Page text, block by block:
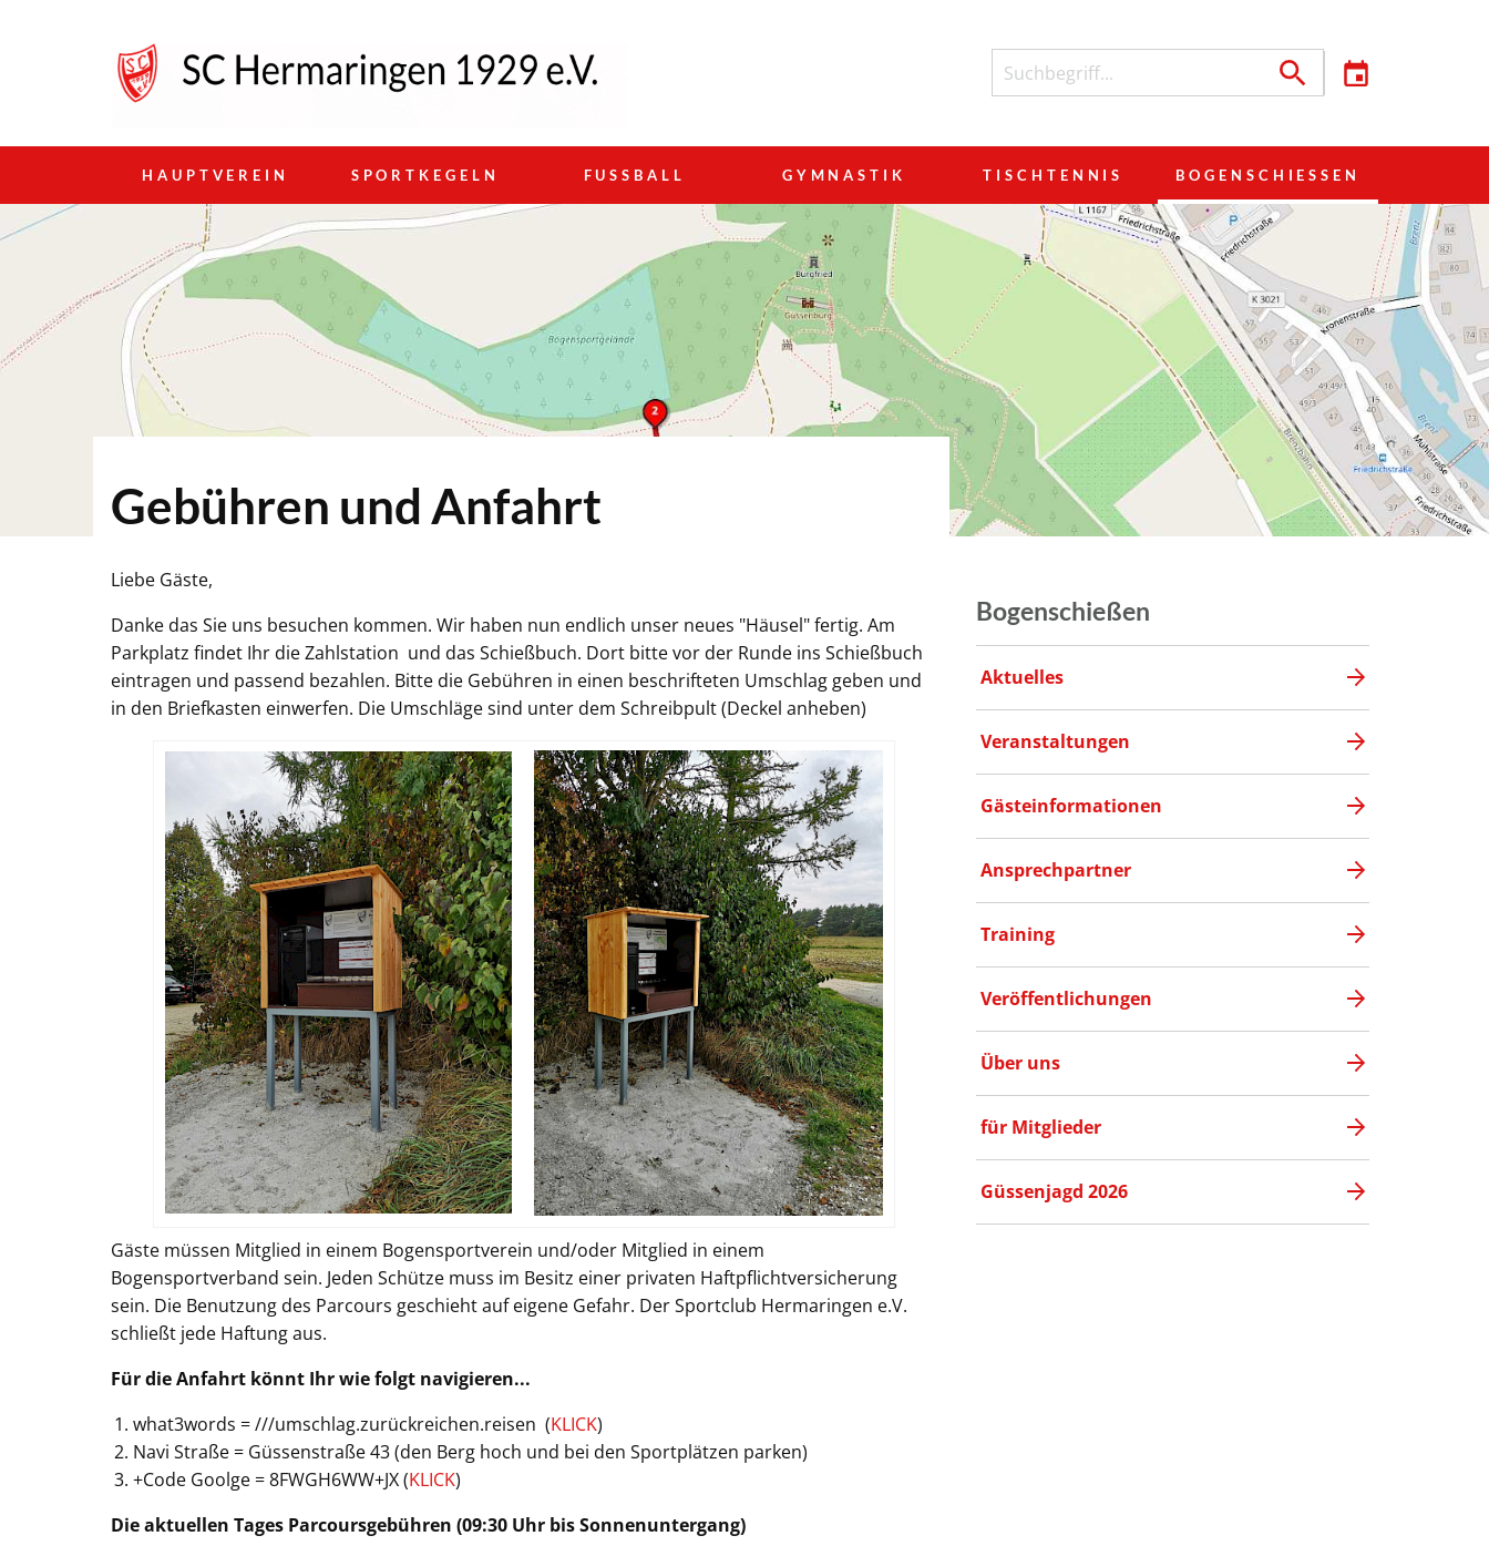
HAUPTVEREIN SPORTKEGELN FUSSBALL GYMNASTIK TISCHTENNIS BOGENSCHIESSEN
Gebühren und Anfahrt
Liebe Gäste,
Danke das Sie uns besuchen kommen. Wir haben nun endlich unser neues "Häusel" fertig. Am
Parkplatz findet Ihr die Zahlstation und das Schießbuch. Dort bitte vor der Runde ins Schießbuch
eintragen und passend bezahlen. Bitte die Gebühren in einen beschrifteten Umschlag geben und
in den Briefkasten einwerfen. Die Umschläge sind unter dem Schreibpult (Deckel anheben)
Gäste müssen Mitglied in einem Bogensportverein und/oder Mitglied in einem
Bogensportverband sein. Jeden Schütze muss im Besitz einer privaten Haftpflichtversicherung
sein. Die Benutzung des Parcours geschieht auf eigene Gefahr. Der Sportclub Hermaringen e.V.
schließt jede Haftung aus.
Für die Anfahrt könnt Ihr wie folgt navigieren...
what3words = ///umschlag.zurückreichen.reisen (KLICK)
Navi Straße = Güssenstraße 43 (den Berg hoch und bei den Sportplätzen parken)
+Code Goolge = 8FWGH6WW+JX (KLICK)
Die aktuellen Tages Parcoursgebühren (09:30 Uhr bis Sonnenuntergang)
Bogenschießen
Aktuelles
Veranstaltungen
Gästeinformationen
Ansprechpartner
Training
Veröffentlichungen
Über uns
für Mitglieder
Güssenjagd 2026